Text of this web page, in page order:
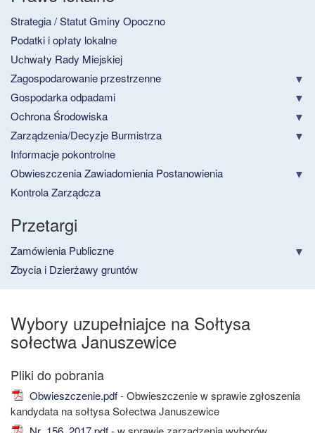
Strategia / Statut Gminy Opoczno
Podatki i opłaty lokalne
Uchwały Rady Miejskiej
Zagospodarowanie przestrzenne
Gospodarka odpadami
Ochrona Środowiska
Zarządzenia/Decyzje Burmistrza
Informacje pokontrolne
Obwieszczenia Zawiadomienia Postanowienia
Kontrola Zarządcza
Przetargi
Zamówienia Publiczne
Zbycia i Dzierżawy gruntów
Wybory uzupełniajce na Sołtysa
sołectwa Januszewice
Obwieszczenie.pdf- Obwieszczenie w sprawie zgłoszenia
kandydata na sołtysa Sołectwa Januszewice